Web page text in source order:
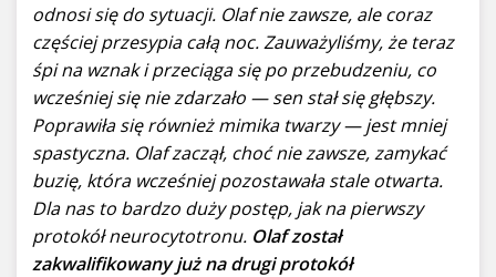
odnosi się do sytuacji. Olaf nie zawsze, ale coraz
częściej przesypia całą noc. Zauważyliśmy, że teraz
śpi na wznak i przeciąga się po przebudzeniu, co
wcześniej się nie zdarzało — sen stał się głębszy.
Poprawiła się również mimika twarzy — jest mniej
spastyczna. Olaf zaczął, choć nie zawsze, zamykać
buzię, która wcześniej pozostawała stale otwarta.
Dla nas to bardzo duży postęp, jak na pierwszy
protokół neurocytotronu. Olaf został
zakwalifikowany już na drugi protokół